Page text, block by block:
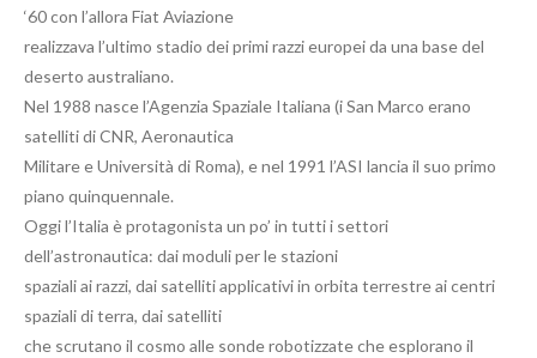
‘60 con l’allora Fiat Aviazione
realizzava l’ultimo stadio dei primi razzi europei da una base del
deserto australiano.
Nel 1988 nasce l’Agenzia Spaziale Italiana (i San Marco erano
satelliti di CNR, Aeronautica
Militare e Università di Roma), e nel 1991 l’ASI lancia il suo primo
piano quinquennale.
Oggi l’Italia è protagonista un po’ in tutti i settori
dell’astronautica: dai moduli per le stazioni
spaziali ai razzi, dai satelliti applicativi in orbita terrestre ai centri
spaziali di terra, dai satelliti
che scrutano il cosmo alle sonde robotizzate che esplorano il